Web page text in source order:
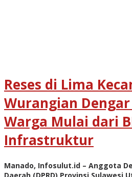
6
Agustus
2026 6
Agustus
2026
oleh
admin
Sebar
Reses di Lima
Wurangian
Warga Mulai dari
Infrastruktur
Manado, Infosulut.id – Anggota
Daerah (DPRD) Provinsi Sulawesi